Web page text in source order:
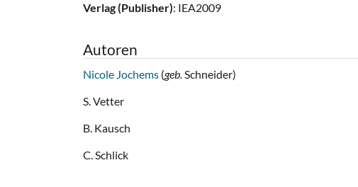
Verlag (Publisher): IEA2009
Autoren
Nicole Jochems (geb.Schneider)
S. Vetter
B. Kausch
C. Schlick